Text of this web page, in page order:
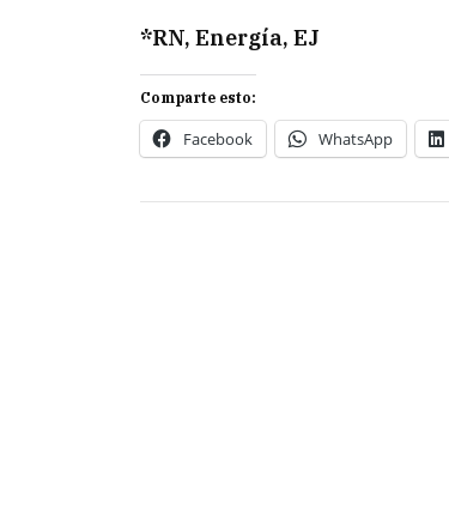
*RN, Energía, EJ
Comparte esto:
Facebook WhatsApp